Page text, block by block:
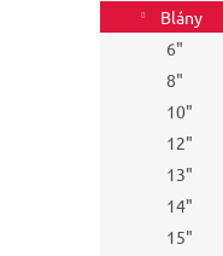
Blány
6"
8"
10"
12"
13"
14"
15"